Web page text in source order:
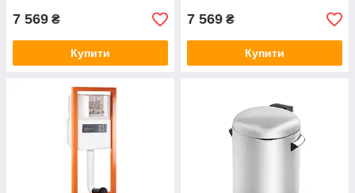
7 569 ₴
Купити
7 569 ₴
Купити